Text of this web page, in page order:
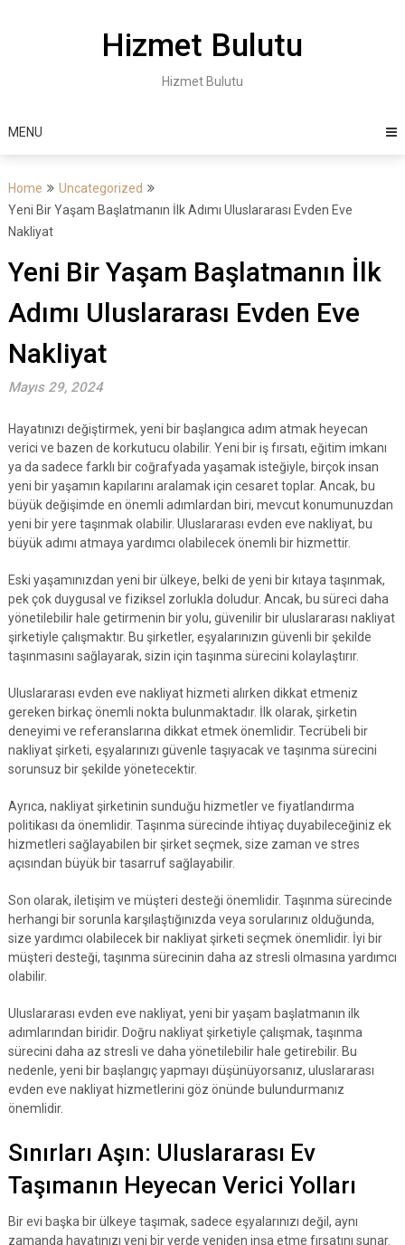
Hizmet Bulutu
Hizmet Bulutu
MENU
Home
Uncategorized
Yeni Bir Yaşam Başlatmanın İlk Adımı Uluslararası Evden Eve
Nakliyat
Yeni Bir Yaşam Başlatmanın İlk
Adımı Uluslararası Evden Eve
Nakliyat
Mayıs 29, 2024
Hayatınızı değiştirmek, yeni bir başlangıca adım atmak heyecan
verici ve bazen de korkutucu olabilir. Yeni bir iş fırsatı, eğitim imkanı
ya da sadece farklı bir coğrafyada yaşamak isteğiyle, birçok insan
yeni bir yaşamın kapılarını aralamak için cesaret toplar. Ancak, bu
büyük değişimde en önemli adımlardan biri, mevcut konumunuzdan
yeni bir yere taşınmak olabilir. Uluslararası evden eve nakliyat, bu
büyük adımı atmaya yardımcı olabilecek önemli bir hizmettir.
Eski yaşamınızdan yeni bir ülkeye, belki de yeni bir kıtaya taşınmak,
pek çok duygusal ve fiziksel zorlukla doludur. Ancak, bu süreci daha
yönetilebilir hale getirmenin bir yolu, güvenilir bir uluslararası nakliyat
şirketiyle çalışmaktır. Bu şirketler, eşyalarınızın güvenli bir şekilde
taşınmasını sağlayarak, sizin için taşınma sürecini kolaylaştırır.
Uluslararası evden eve nakliyat hizmeti alırken dikkat etmeniz
gereken birkaç önemli nokta bulunmaktadır. İlk olarak, şirketin
deneyimi ve referanslarına dikkat etmek önemlidir. Tecrübeli bir
nakliyat şirketi, eşyalarınızı güvenle taşıyacak ve taşınma sürecini
sorunsuz bir şekilde yönetecektir.
Ayrıca, nakliyat şirketinin sunduğu hizmetler ve fiyatlandırma
politikası da önemlidir. Taşınma sürecinde ihtiyaç duyabileceğiniz ek
hizmetleri sağlayabilen bir şirket seçmek, size zaman ve stres
açısından büyük bir tasarruf sağlayabilir.
Son olarak, iletişim ve müşteri desteği önemlidir. Taşınma sürecinde
herhangi bir sorunla karşılaştığınızda veya sorularınız olduğunda,
size yardımcı olabilecek bir nakliyat şirketi seçmek önemlidir. İyi bir
müşteri desteği, taşınma sürecinin daha az stresli olmasına yardımcı
olabilir.
Uluslararası evden eve nakliyat, yeni bir yaşam başlatmanın ilk
adımlarından biridir. Doğru nakliyat şirketiyle çalışmak, taşınma
sürecini daha az stresli ve daha yönetilebilir hale getirebilir. Bu
nedenle, yeni bir başlangıç yapmayı düşünüyorsanız, uluslararası
evden eve nakliyat hizmetlerini göz önünde bulundurmanız
önemlidir.
Sınırları Aşın: Uluslararası Ev
Taşımanın Heyecan Verici Yolları
Bir evi başka bir ülkeye taşımak, sadece eşyalarınızı değil, aynı
zamanda hayatınızı yeni bir yerde yeniden inşa etme fırsatını sunar.